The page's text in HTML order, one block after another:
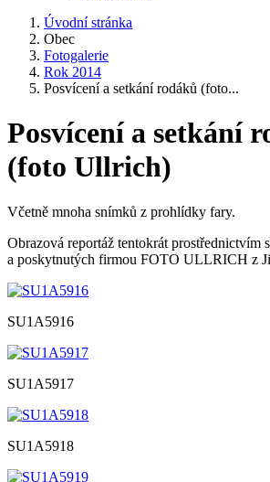
Úvodní stránka
Obec
Fotogalerie
Rok 2014
Posvícení a setkání rodáků (foto...
Posvícení a setkání
(foto Ullrich)
Včetně mnoha snímků z prohlídky fary.
Obrazová reportáž tentokrát prostřednictvím
a poskytnutých firmou FOTO ULLRICH z
SU1A5916
SU1A5917
SU1A5918